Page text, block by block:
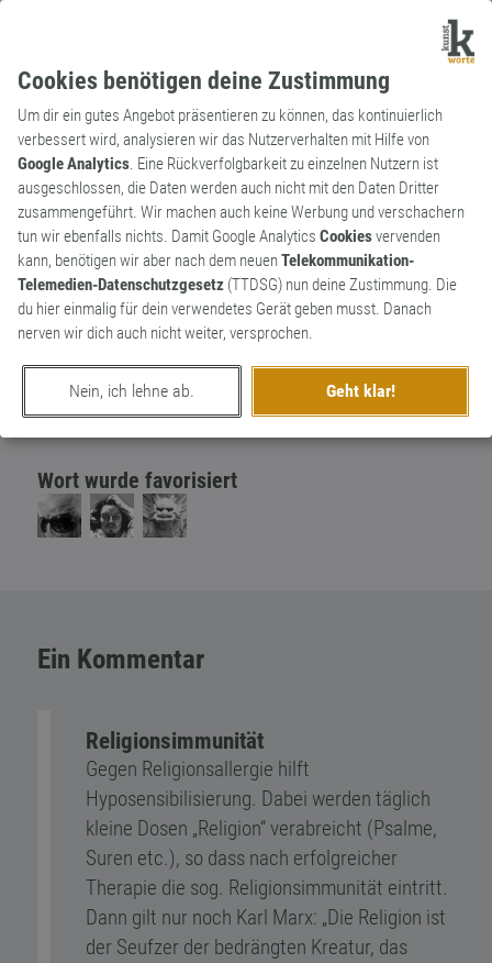
Cookies benötigen deine Zustimmung
Um dir ein gutes Angebot präsentieren zu können, das kontinuierlich
verbessert wird, analysieren wir das Nutzerverhalten mit Hilfe von
Google Analytics. Eine Rückverfolgbarkeit zu einzelnen Nutzern ist
ausgeschlossen, die Daten werden auch nicht mit den Daten Dritter
zusammengeführt. Wir machen auch keine Werbung und verschachern
tun wir ebenfalls nichts. Damit Google Analytics Cookiesvervenden
kann, benötigen wir aber nach dem neuenTelekommunikation-
Telemedien-Datenschutzgesetz (TTDSG) nun deine Zustimmung. Die
du hier einmalig für dein verwendetes Gerät geben musst. Danach
nerven wir dich auch nicht weiter, versprochen.
Nein, ich lehne ab. Geht klar!
Kunstwort
Substantiv
Religionsallergiker
Ein Mensch, der bei der Gedanke an
Religionen allergisch reagiert. _/\_
1
erschaffen von suresh
am 16. Mai 2019
Wort wurde favorisiert
Ein Kommentar
Religionsimmunität
Gegen Religionsallergie hilft
Hyposensibilisierung. Dabei werden täglich
kleine Dosen „Religion“ verabreicht (Psalme,
Suren etc.), so dass nach erfolgreicher
Therapie die sog. Religionsimmunität eintritt.
Dann gilt nur noch Karl Marx: „Die Religion ist
der Seufzer der bedrängten Kreatur, das